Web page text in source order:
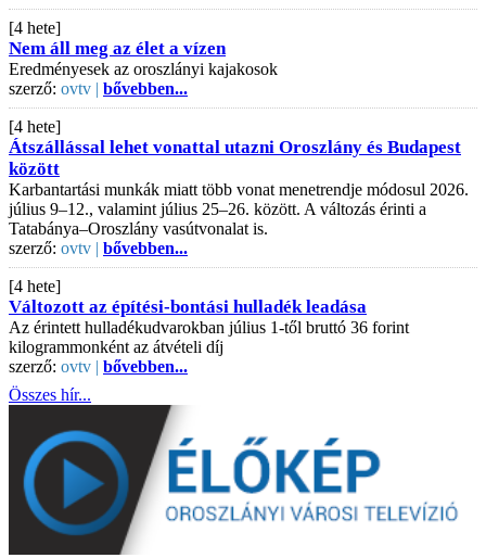
[4 hete]
Nem áll meg az élet a vízen
Eredményesek az oroszlányi kajakosok
szerző: ovtv | bővebben...
[4 hete]
Átszállással lehet vonattal utazni Oroszlány és Budapest
között
Karbantartási munkák miatt több vonat menetrendje módosul 2026.
július 9–12., valamint július 25–26. között. A változás érinti a
Tatabánya–Oroszlány vasútvonalat is.
szerző: ovtv | bővebben...
[4 hete]
Változott az építési-bontási hulladék leadása
Az érintett hulladékudvarokban július 1-től bruttó 36 forint
kilogrammonként az átvételi díj
szerző: ovtv | bővebben...
Összes hír...